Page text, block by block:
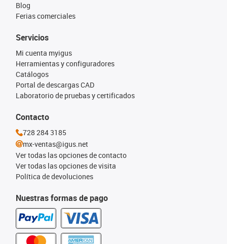
Blog
Ferias comerciales
Nuestras formas de pago
Servicios
Mi cuenta myigus
Herramientas y configuradores
Catálogos
Portal de descargas CAD
Laboratorio de pruebas y certificados
Contacto
728 284 3185
mx-ventas@igus.net
Ver todas las opciones de contacto
Ver todas las opciones de visita
Política de devoluciones